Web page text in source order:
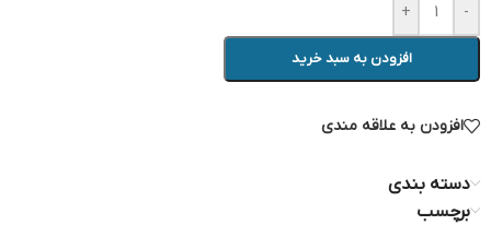
-
+
افزودن به سبد خرید
افزودن به علاقه مندی
دسته بندی
برچسب